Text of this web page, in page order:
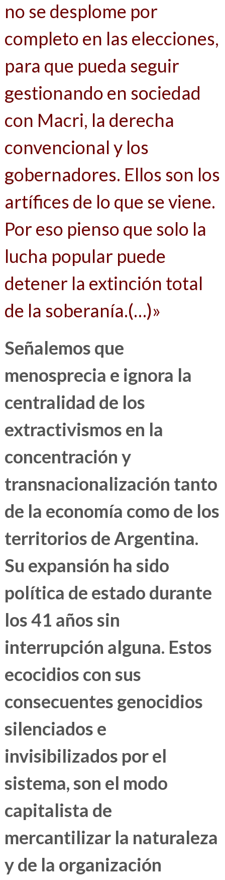
no se desplome por
completo en las elecciones,
para que pueda seguir
gestionando en sociedad
con Macri, la derecha
convencional y los
gobernadores. Ellos son los
artífices de lo que se viene.
Por eso pienso que solo la
lucha popular puede
detener la extinción total
de la soberanía.(…)»
Señalemos que
menosprecia e ignora la
centralidad de los
extractivismos en la
concentración y
transnacionalización tanto
de la economía como de los
territorios de Argentina.
Su expansión ha sido
política de estado durante
los 41 años sin
interrupción alguna. Estos
ecocidios con sus
consecuentes genocidios
silenciados e
invisibilizados por el
sistema, son el modo
capitalista de
mercantilizar la naturaleza
y de la organización